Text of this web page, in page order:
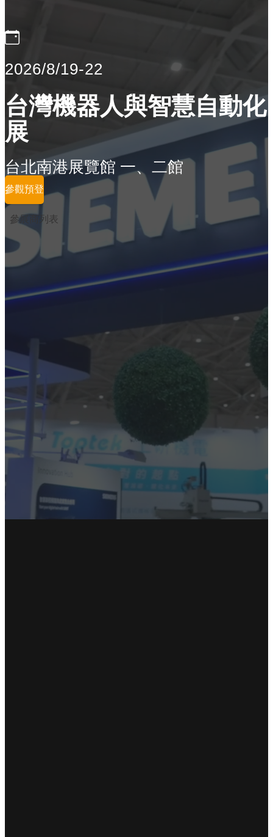
2026/8/19-22
台灣機器人與智慧自動化
展
台北南港展覽館 一、二館
參觀預登
參展商列表